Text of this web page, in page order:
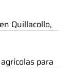
Quillacollo,
para